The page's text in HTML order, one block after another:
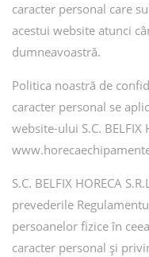
caracter personal care
acestui website atunci
dumneavoastră.
Politica noastră de
caracter personal se
website-ului S.C. BELFIX
S.C. BELFIX HORECA
prevederile
persoanelor fizice în
caracter personal și